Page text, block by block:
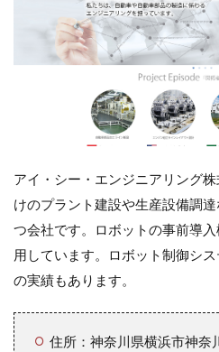
アイ・シー・エンジニアリング
けのプラント建設や生産設備調
つ会社です。ロボットの事前導
用しています。ロボット制御シ
の実績もあります。
住所：神奈川県横浜市神奈